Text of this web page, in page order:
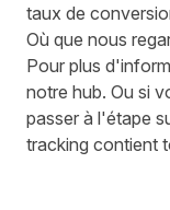
taux de
Où que nous
Pour plus
notre hub. Ou si
passer à l'étape
tracking contient